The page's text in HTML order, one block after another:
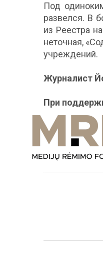
Под
развелся. В
из Реестра
неточная,
учреждений.
Журналист
При